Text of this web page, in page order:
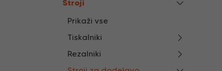
Stroji
Prikaži vse
Tiskalniki
Rezalniki